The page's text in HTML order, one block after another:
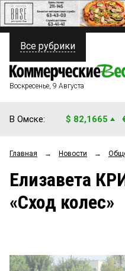
ПОЛИТИКА
ФИНАНСЫ
ОБЩЕСТВО
ЗАКОН
НОВОСТИ КОМПАНИЙ
СТИЛЬ ЖИЗНИ
Все рубрики
Воскресенье, 9 Августа
В Омске: $ 82,1665
Главная → Новости →
Елизавета
«Сход колес»